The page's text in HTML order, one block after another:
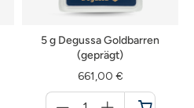
5 g Degussa Goldbarren
(geprägt)
661,00 €